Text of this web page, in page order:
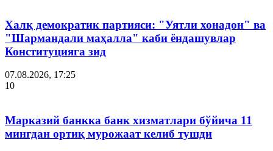
Халқ демократик партияси: "Уятли хонадон" ва
"Шармандали маҳалла" каби ёндашувлар
Конституцияга зид
07.08.2026, 17:25
10
Марказий банкка банк хизматлари бўйича 11
мингдан ортиқ мурожаат келиб тушди